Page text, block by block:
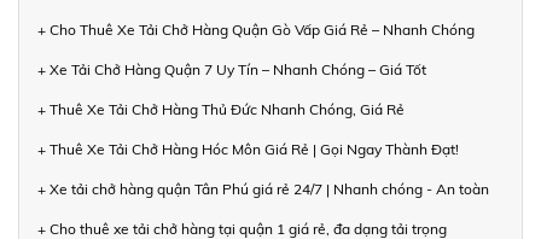
+ Cho Thuê Xe Tải Chở Hàng Quận Gò Vấp Giá Rẻ – Nhanh Chóng
+ Xe Tải Chở Hàng Quận 7 Uy Tín – Nhanh Chóng – Giá Tốt
+ Thuê Xe Tải Chở Hàng Thủ Đức Nhanh Chóng, Giá Rẻ
+ Thuê Xe Tải Chở Hàng Hóc Môn Giá Rẻ | Gọi Ngay Thành Đạt!
+ Xe tải chở hàng quận Tân Phú giá rẻ 24/7 | Nhanh chóng - An toàn
+ Cho thuê xe tải chở hàng tại quận 1 giá rẻ, đa dạng tải trọng